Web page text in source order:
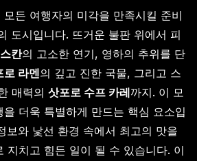
든 여행자의 미각을 만족시킬 준비
도시입니다. 뜨거운 불판 위에서 피
칸의 고소한 연기, 영하의 추위를 단
로 라멘의 깊고 진한 국물, 그리고 스
매력의 삿포로 수프 카레까지. 이 모
더욱 특별하게 만드는 핵심 요소입
보와 낯선 환경 속에서 최고의 맛을
지치고 힘든 일이 될 수 있습니다. 이